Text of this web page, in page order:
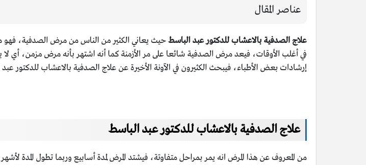
عناصر المقال
علاج الصدفية بالاعشاب للدكتور عبد الباسطحيث يعاني الكثير من الناس من مرض الصدفية،
في أغلب الأوقات، فيعد مرض الصدفية شائعا على مر الأزمنة كما أنه اشتهر بأنه مرض مزمن، أي
إرشادات بعض الأطباء، فيبحث الكثيرون في الآونة الأخيرة عن علاج الصدفية بالاعشاب للدكتور
علاج الصدفية بالاعشاب للدكتور عبد الباسط
من المعروف عن هذا المرض انه يمر بمراحل متفاوتة، فيشتد المرض لمدة أسابيع وربما تطول المدة